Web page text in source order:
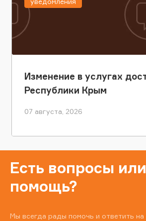
Изменение в услугах
Республики Крым
07 августа, 2026
Есть вопросы
помощь?
Мы всегда рады помочь и ответить